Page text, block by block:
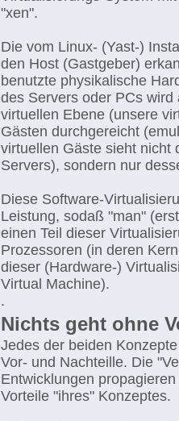
"xen".
Die vom Linux- (Yast-)
den Host (Gastgeber)
benutzte physikalische
des Servers oder PCs wird
virtuellen Ebene (unsere
Gästen durchgereicht
virtuellen Gäste sieht nicht
Servers), sondern nur
Diese Software-
Leistung, sodaß "man"
einen Teil dieser
Prozessoren (in deren
dieser (Hardware-)
Virtual Machine).
.
Nichts geht ohne
Jedes der beiden
Vor- und Nachteille. Die
Entwicklungen
Vorteile "ihres" Konzeptes.